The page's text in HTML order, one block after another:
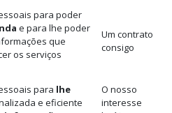
para poder
e para lhe poder
que
os serviços
Um contrato
consigo
para lhe
e eficiente
O nosso
interesse